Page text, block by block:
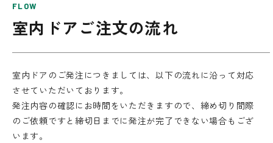
FLOW
室内ドアご注文の流れ
室内ドアのご発注につきましては、以下の流れに沿って対応
させていただいております。
発注内容の確認にお時間をいただきますので、締め切り間際
のご依頼ですと締切日までに発注が完了できない場合もござ
います。